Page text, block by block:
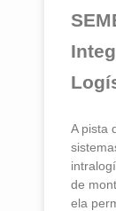
A pista
de
ela